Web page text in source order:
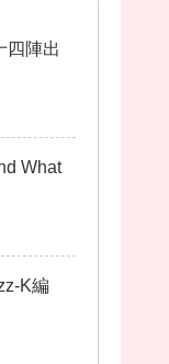
四陣出
What
K編